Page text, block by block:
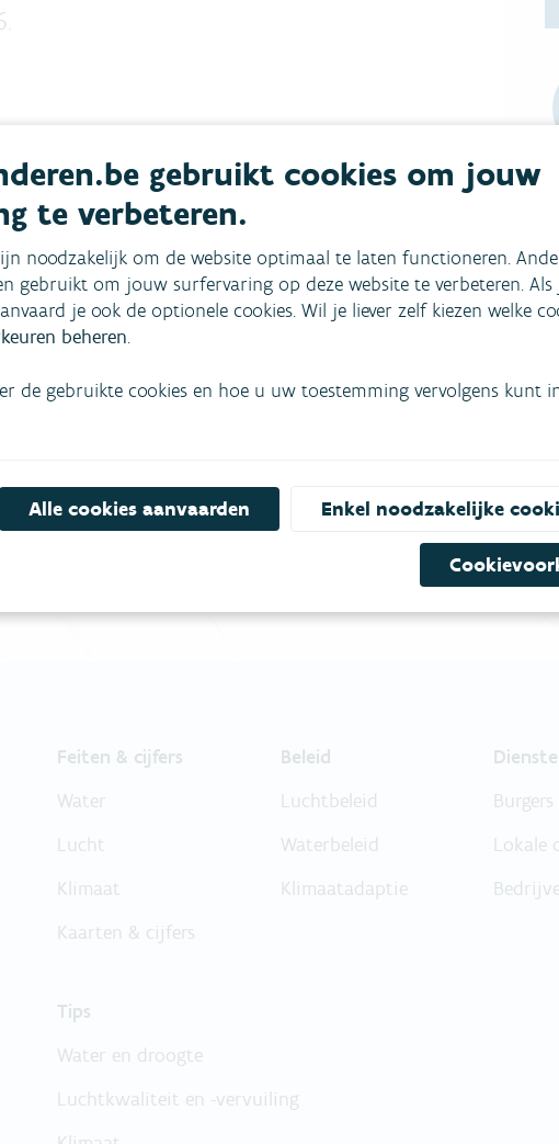
Bel gratis 1700
Feiten & cijfers
Water
Lucht
Klimaat
Kaarten & cijfers
Beleid
Luchtbeleid
Waterbeleid
Klimaatadaptie
Burgers
Lokale
Tips
Water en droogte
Luchtkwaliteit en -vervuiling
gebruikt cookies om jouw
te verbeteren.
noodzakelijk om de website optimaal te laten functioneren.
gebruikt om jouw surfervaring op deze website te verbeteren. Als
je ook de optionele cookies. Wil je liever zelf kiezen welke
beheren.
de gebruikte cookies en hoe u uw toestemming vervolgens kunt
Alle cookies aanvaarden Enkel noodzakelijke